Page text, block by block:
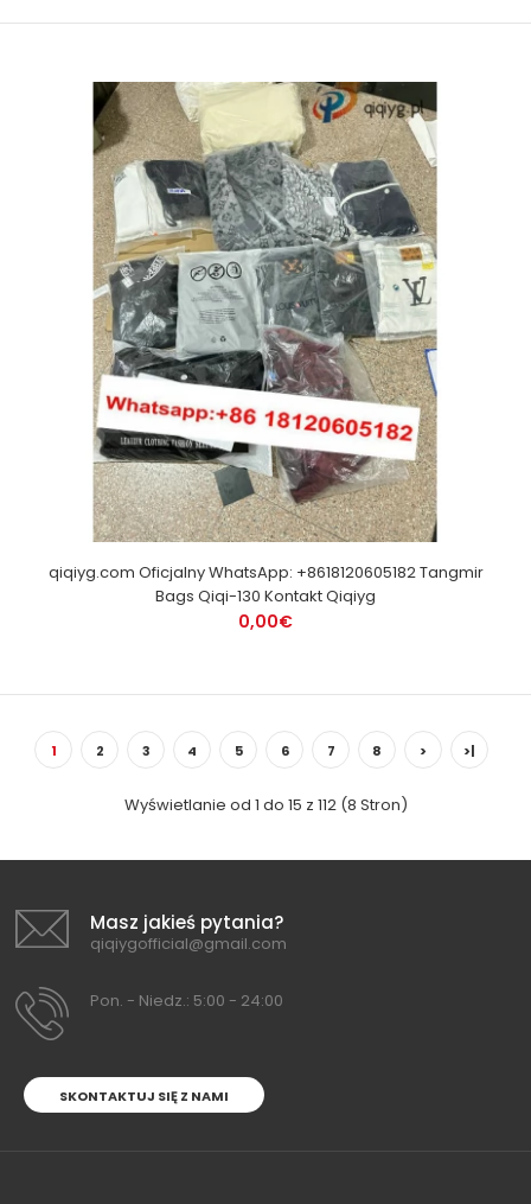
qiqiyg.com Oficjalny WhatsApp: +8618120605182 Tangmir
Bags Qiqi-130 Kontakt Qiqiyg
0,00€
1 2 3 4 5 6 7 8 > >|
Wyświetlanie od 1 do 15 z 112 (8 Stron)
Masz jakieś pytania?
qiqiygofficial@gmail.com
Pon. - Niedz.: 5:00 - 24:00
SKONTAKTUJ SIĘ Z NAMI